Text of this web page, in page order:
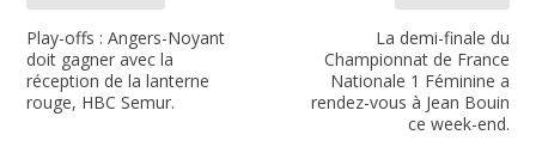
Play-offs : Angers-Noyant
doit gagner avec la
réception de la lanterne
rouge, HBC Semur.
La demi-finale du
Championnat de France
Nationale 1 Féminine a
rendez-vous à Jean Bouin
ce week-end.